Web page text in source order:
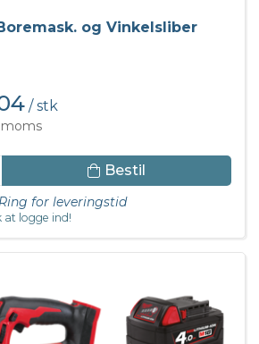
og Vinkelsliber
/ stk
moms
Bestil
for leveringstid
at logge ind!